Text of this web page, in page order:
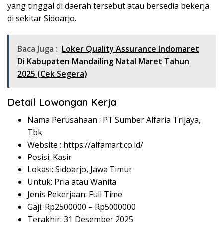
yang tinggal di daerah tersebut atau bersedia bekerja
di sekitar Sidoarjo.
Baca Juga : Loker Quality Assurance Indomaret
Di Kabupaten Mandailing Natal Maret Tahun
2025 (Cek Segera)
Detail Lowongan Kerja
Nama Perusahaan : PT Sumber Alfaria Trijaya,
Tbk
Website : https://alfamart.co.id/
Posisi: Kasir
Lokasi: Sidoarjo, Jawa Timur
Untuk: Pria atau Wanita
Jenis Pekerjaan: Full Time
Gaji: Rp2500000 – Rp5000000
Terakhir: 31 Desember 2025